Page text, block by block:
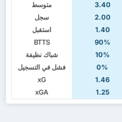
متوسط
3.40
سجل
2.00
استقبل
1.40
BTTS
90%
شباك نظيفة
10%
فشل في التسجيل
0%
xG
1.46
xGA
1.25